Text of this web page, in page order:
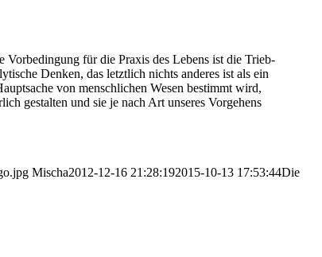
Vor­be­din­gung für die Pra­xis des Lebens ist die Trieb­
Den­ken, das letzt­lich nichts ande­res ist als ein
von mensch­li­chen Wesen bestimmt wird,
gestal­ten und sie je nach Art unse­res Vor­ge­hens
Mischa2012-12-16 21:28:192015-10-13 17:53:44Die